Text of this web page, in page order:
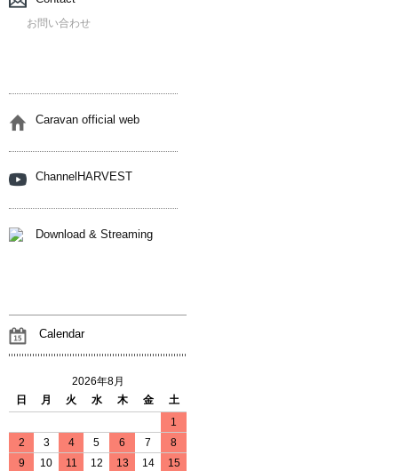
お問い合わせ
Caravan official web
ChannelHARVEST
Download & Streaming
Calendar
2026年8月
日
月 火 水 木 金
土
1
2
3 4 5 6 7
8
9
10 11 12 13 14
15